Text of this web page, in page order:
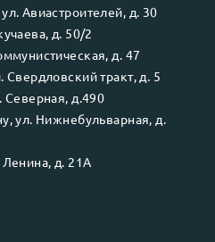
ул. Авиастроителей, д. 30
д. 50/2
д. 47
Свердловский тракт, д. 5
Северная, д.490
, ул. Нижнебульварная, д.
Ленина, д. 21А